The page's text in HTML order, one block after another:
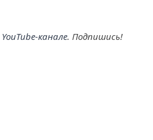
YouTube-канале. Подпишись!